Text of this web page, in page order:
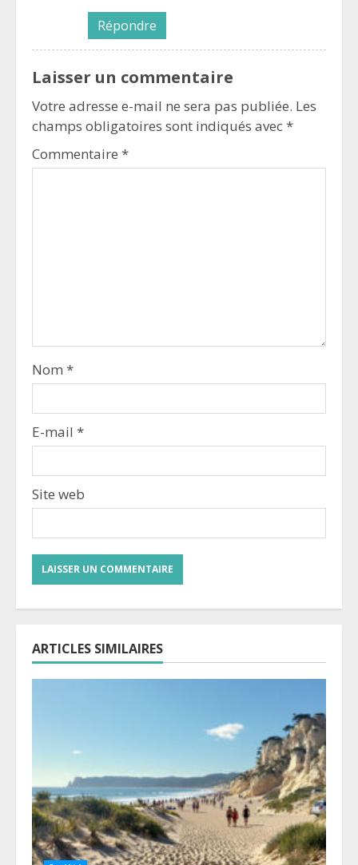
Répondre
Laisser un commentaire
Votre adresse e-mail ne sera pas publiée. Les
champs obligatoires sont indiqués avec*
Commentaire *
Nom *
E-mail *
Site web
ARTICLES SIMILAIRES